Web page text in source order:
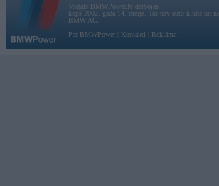
Vortāls BMWPower.lv darbojas
kopš 2002. gada 14. maija. Tas nav auto klubs un
BMW AG.
Par BMWPower
Kontakti Reklāma